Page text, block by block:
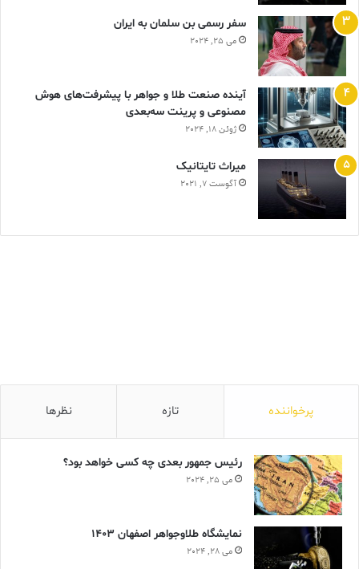
سفر رسمی بن سلمان به ایران
می 25, 2024
آینده صنعت طلا و جواهر با پیشرفت‌های هوش
مصنوعی و پرینت سه‌بعدی
ژوئن 18, 2024
ميراث تايتانيک
آگوست 7, 2021
پرخواننده تازه نظرها
رئیس جمهور بعدی چه کسی خواهد بود؟
می 25, 2024
نمایشگاه طلاوجواهر اصفهان 1403
می 28, 2024